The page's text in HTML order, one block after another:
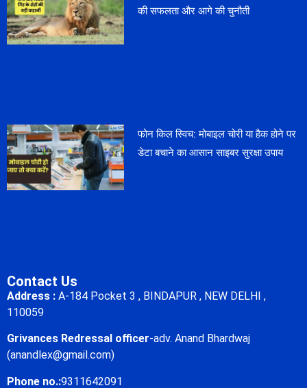
की सफलता और आगे की चुनौती
फोन किल स्विच: मोबाइल चोरी या हैक होने पर
डेटा बचाने का आसान साइबर सुरक्षा उपाय
Contact Us
Address : A-184 Pocket 3 , BINDAPUR , NEW DELHI ,
110059
Grivances Redressal officer-adv. Anand Bhardwaj
(anandlex@gmail.com)
Phone no.:9311642091